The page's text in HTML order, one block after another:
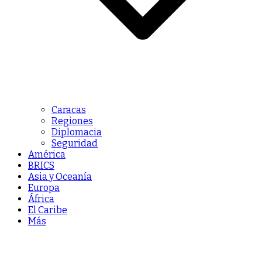
Caracas
Regiones
Diplomacia
Seguridad
América
BRICS
Asia y Oceanía
Europa
África
El Caribe
Más